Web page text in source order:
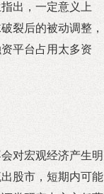
出，一定意义上
裂后的被动调整，
平台占用太多资
对宏观经济产生明
股市，短期内可能